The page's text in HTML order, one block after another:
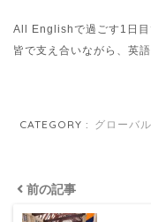
All Englishで過ごす1日目
皆で支え合いながら、英
CATEGORY : グローバ
前の記事